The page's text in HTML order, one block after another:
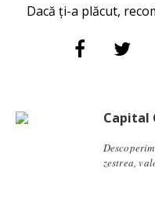
Dacă ți-a plăcut,
Capital
zestrea,